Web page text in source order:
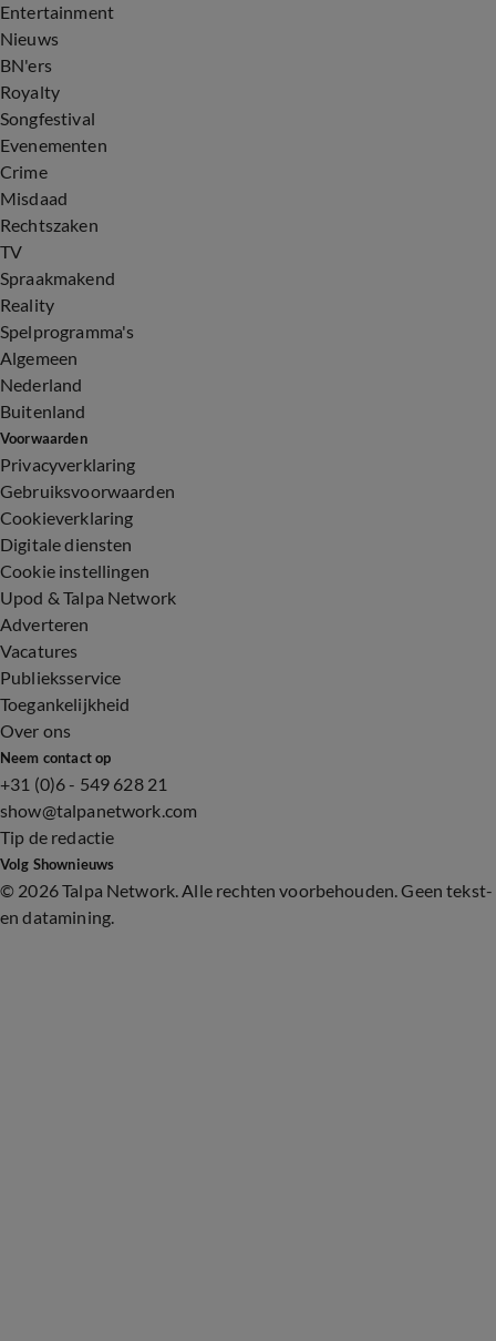
Entertainment
Nieuws
BN'ers
Royalty
Songfestival
Evenementen
Crime
Misdaad
Rechtszaken
TV
Spraakmakend
Reality
Spelprogramma's
Algemeen
Nederland
Buitenland
Voorwaarden
Privacyverklaring
Gebruiksvoorwaarden
Cookieverklaring
Digitale diensten
Cookie instellingen
Upod & Talpa Network
Adverteren
Vacatures
Publieksservice
Toegankelijkheid
Over ons
Neem contact op
+31 (0)6 - 549 628 21
show@talpanetwork.com
Tip de redactie
Volg Shownieuws
© 2026 Talpa Network. Alle rechten voorbehouden. Geen tekst-
en datamining.